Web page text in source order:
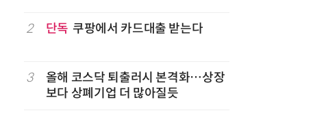
2 단독 쿠팡에서 카드대출 받는다
3
올해 코스닥 퇴출러시 본격화…상장
보다 상폐기업 더 많아질듯